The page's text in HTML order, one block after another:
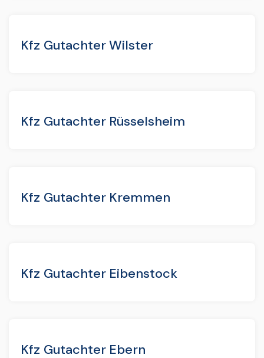
Kfz Gutachter Wilster
Kfz Gutachter Rüsselsheim
Kfz Gutachter Kremmen
Kfz Gutachter Eibenstock
Kfz Gutachter Ebern